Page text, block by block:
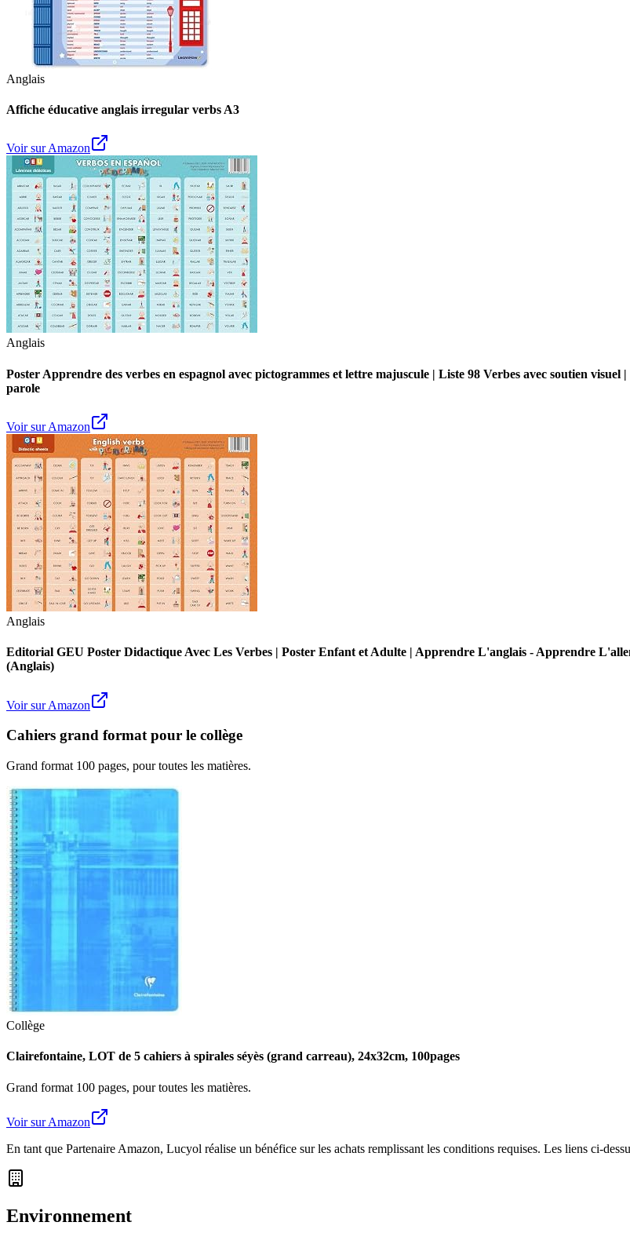
Anglais
Affiche éducative anglais irregular verbs A3
Voir sur Amazon
Anglais
Poster Apprendre des verbes en espagnol avec pictogrammes et lettre majuscule | Liste 98 Verbes avec soutien
parole
Voir sur Amazon
Anglais
Editorial GEU Poster Didactique Avec Les Verbes | Poster Enfant et Adulte | Apprendre L'anglais - Apprendre
(Anglais)
Voir sur Amazon
Cahiers grand format pour le collège
Grand format 100 pages, pour toutes les matières.
Collège
Clairefontaine, LOT de 5 cahiers à spirales séyès (grand carreau), 24x32cm, 100pages
Grand format 100 pages, pour toutes les matières.
Voir sur Amazon
En tant que Partenaire Amazon, Lucyol réalise un bénéfice sur les achats remplissant les conditions requises. Les liens ci-
Environnement